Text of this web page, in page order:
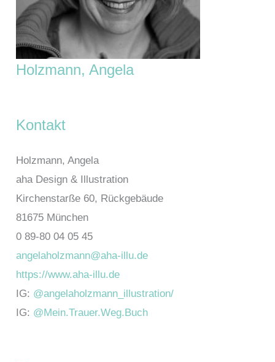
Holzmann, Angela
Kontakt
Holzmann, Angela
aha Design & Illustration
Kirchenstarße 60, Rückgebäude
81675 München
0 89-80 04 05 45
angelaholzmann@aha-illu.de
https://www.aha-illu.de
IG: @angelaholzmann_illustration/
IG: @Mein.Trauer.Weg.Buch